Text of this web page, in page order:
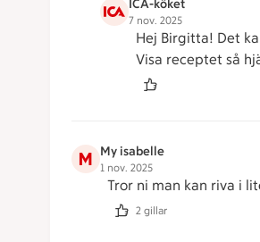
ICA-köket
7 nov. 2025
Hej Birgitta! Det
Visa receptet så
M My isabelle
1 nov. 2025
Tror ni man kan riva i
2 gillar